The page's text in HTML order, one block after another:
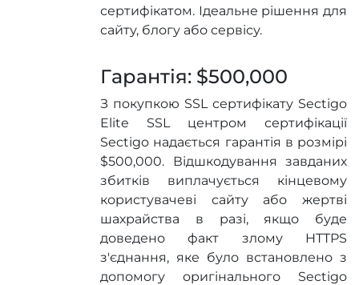
сертифікатом. Ідеальне рішення для
сайту, блогу або сервісу.
Гарантія: $500,000
З покупкою SSL сертифікату Sectigo
Elite SSL центром сертифікації
Sectigo надається гарантія в розмірі
$500,000. Відшкодування завданих
збитків виплачується кінцевому
користувачеві сайту або жертві
шахрайства в разі, якщо буде
доведено факт злому HTTPS
з'єднання, яке було встановлено з
допомогу оригінального Sectigo